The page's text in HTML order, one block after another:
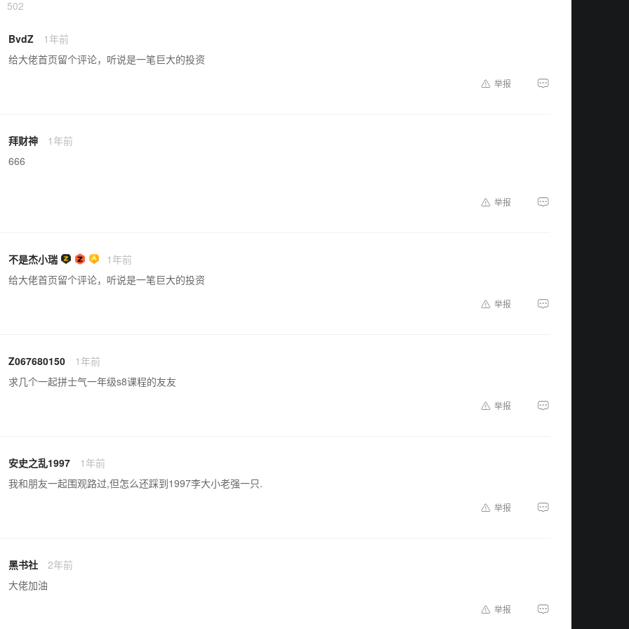
502
BvdZ
1年前
给大佬首页留个评论，听说是一笔巨大的投资
举报
拜财神
1年前
666
举报
不是杰小瑞
1年前
给大佬首页留个评论，听说是一笔巨大的投资
举报
Z067680150
1年前
求几个一起拼士气一年级s8课程的友友
举报
安史之乱1997
1年前
我和朋友一起围观路过,但怎么还踩到1997李大小老强一只.
举报
黑书社
2年前
大佬加油
举报